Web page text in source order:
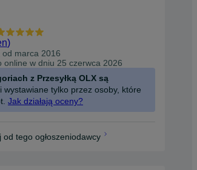
)
od marca 2016
online w dniu 25 czerwca 2026
z Przesyłką OLX są
i wystawiane tylko przez osoby, które
Jak działają oceny?
od tego ogłoszeniodawcy